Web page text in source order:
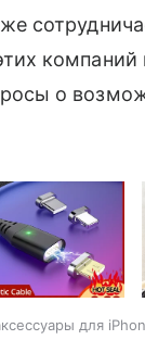
компаний
о
для